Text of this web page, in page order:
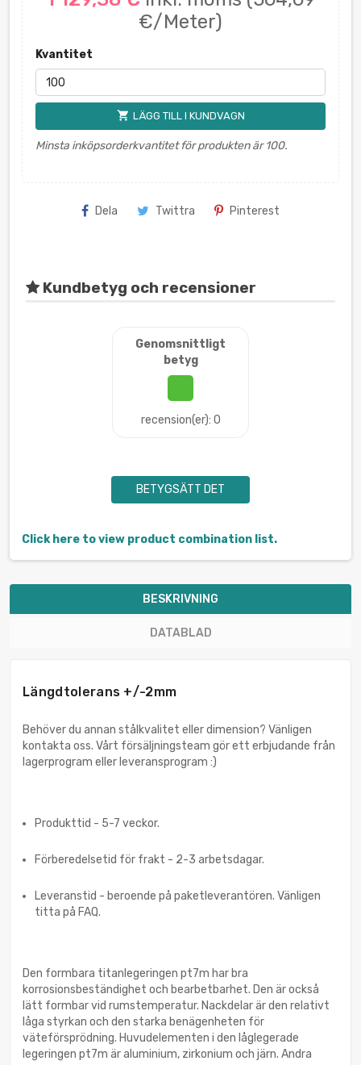
€/Meter)
Kvantitet
shopping_cart LÄGG TILL I KUNDVAGN
Minsta inköpsorderkvantitet för produkten är 100.
Dela Twittra Pinterest
Kundbetyg och recensioner
Genomsnittligt
betyg
recension(er): 0
BETYGSÄTT DET
Click here to view product combination list.
BESKRIVNING
DATABLAD
Längdtolerans +/-2mm
Behöver du annan stålkvalitet eller dimension? Vänligen
kontakta oss. Vårt försäljningsteam gör ett erbjudande från
lagerprogram eller leveransprogram :)
Produkttid - 5-7 veckor.
Förberedelsetid för frakt - 2-3 arbetsdagar.
Leveranstid - beroende på paketleverantören. Vänligen
titta på FAQ.
Den formbara titanlegeringen pt7m har bra
korrosionsbeständighet och bearbetbarhet. Den är också
lätt formbar vid rumstemperatur. Nackdelar är den relativt
låga styrkan och den starka benägenheten för
väteförsprödning. Huvudelementen i den låglegerade
legeringen pt7m är aluminium, zirkonium och järn. Andra